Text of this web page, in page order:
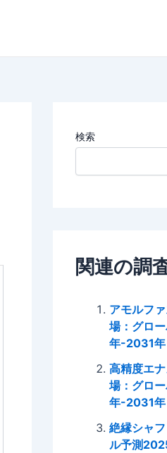
検索
関連の調
アモルフ
場：グロ
年-2031年
高精度エ
場：グロ
年-2031年
絶縁シャ
ル予測